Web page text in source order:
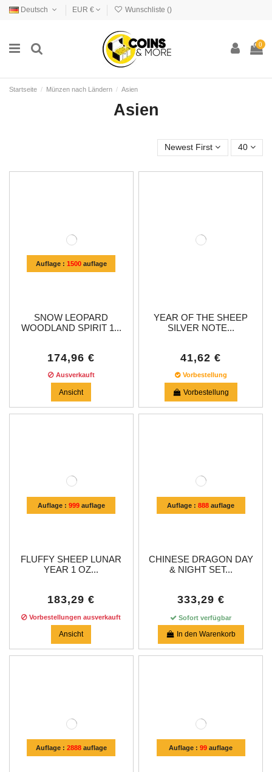
Deutsch EUR € Wunschliste ()
0
Startseite Münzen nach Ländern Asien
Asien
Newest First 40
Auflage : 1500auflage
SNOW LEOPARD
WOODLAND SPIRIT 1...
174,96 €
Ausverkauft
Ansicht
YEAR OF THE SHEEP
SILVER NOTE...
41,62 €
Vorbestellung
Vorbestellung
Auflage : 999auflage
FLUFFY SHEEP LUNAR
YEAR 1 OZ...
183,29 €
Vorbestellungen ausverkauft
Ansicht
Auflage :888 auflage
CHINESE DRAGON DAY
& NIGHT SET...
333,29 €
Sofort verfügbar
In den Warenkorb
Auflage : 2888auflage Auflage :99 auflage